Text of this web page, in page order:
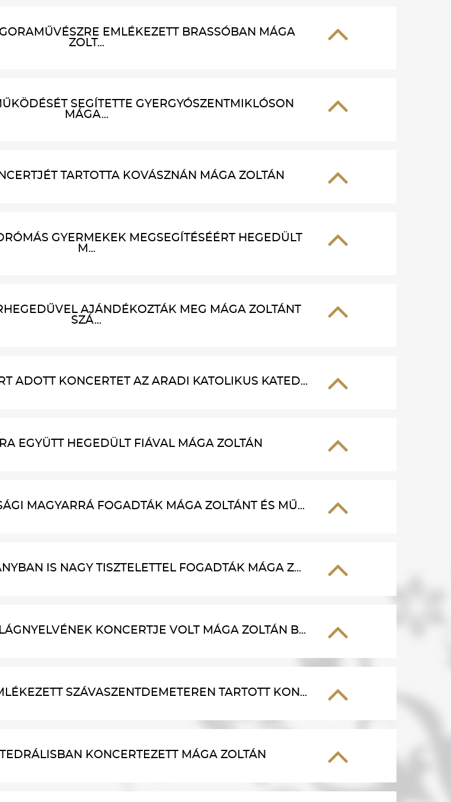
EMLÉKEZETT BRASSÓBAN MÁGA
ZOLT...
SEGÍTETTE GYERGYÓSZENTMIKLÓSON
MÁGA...
TARTOTTA KOVÁSZNÁN MÁGA ZOLTÁN
GYERMEKEK MEGSEGÍTÉSÉÉRT HEGEDÜLT
M...
AJÁNDÉKOZTÁK MEG MÁGA ZOLTÁNT
SZÁ...
ADOTT KONCERTET AZ ARADI KATOLIKUS KATED...
EGYÜTT HEGEDÜLT FIÁVAL MÁGA ZOLTÁN
MAGYARRÁ FOGADTÁK MÁGA ZOLTÁNT ÉS MŰ...
IS NAGY TISZTELETTEL FOGADTÁK MÁGA Z...
KONCERTJE VOLT MÁGA ZOLTÁN B...
SZÁVASZENTDEMETEREN TARTOTT KON...
KONCERTEZETT MÁGA ZOLTÁN